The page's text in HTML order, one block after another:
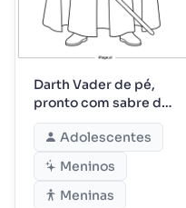
Darth Vader de pé,
pronto com sabre de
luz
Adolescentes
Meninos
Meninas